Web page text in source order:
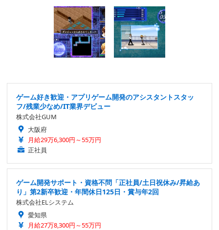
ゲーム好き歓迎・アプリゲーム開発のアシスタントスタッ
フ/残業少なめ/IT業界デビュー
株式会社GUM
大阪府
月給29万6,300円～55万円
正社員
ゲーム開発サポート・資格不問「正社員/土日祝休み/昇給あ
り」第2新卒歓迎・年間休日125日・賞与年2回
株式会社ELシステム
愛知県
月給27万8,300円～55万円